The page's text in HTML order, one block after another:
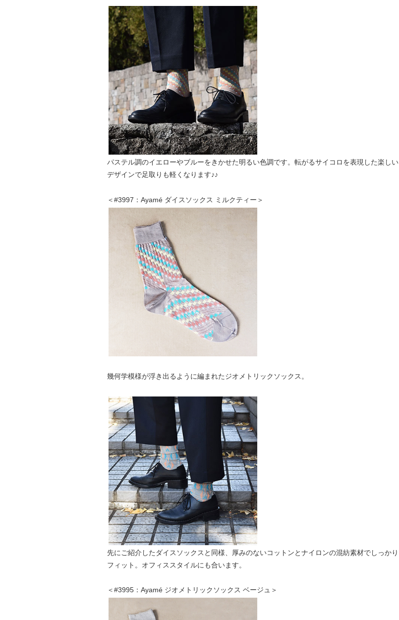
パステル調のイエローやブルーをきかせた明るい色調です。転がるサイコロを表現した楽しい
デザインで足取りも軽くなります♪♪
＜#3997：Ayamé ダイスソックス ミルクティー＞
幾何学模様が浮き出るように編まれたジオメトリックソックス。
先にご紹介したダイスソックスと同様、厚みのないコットンとナイロンの混紡素材でしっかり
フィット。オフィススタイルにも合います。
＜#3995：Ayamé ジオメトリックソックス ベージュ＞